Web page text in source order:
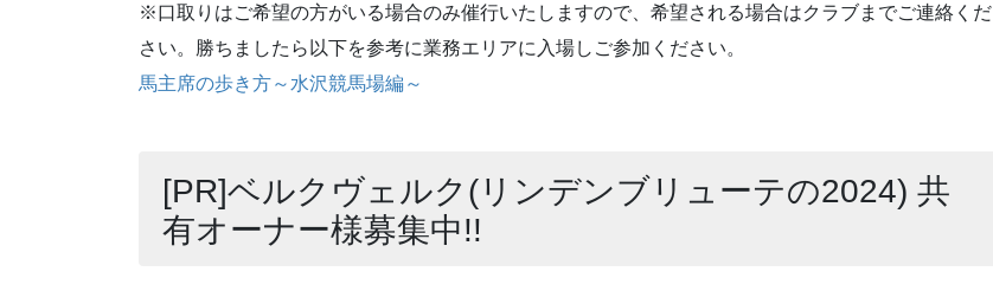
※口取りはご希望の方がいる場合のみ催行いたしますので、希望される場合はクラブまでご連絡くだ
さい。勝ちましたら以下を参考に業務エリアに入場しご参加ください。
馬主席の歩き方～水沢競馬場編～
[PR]ベルクヴェルク(リンデンブリューテの2024) 共
有オーナー様募集中!!